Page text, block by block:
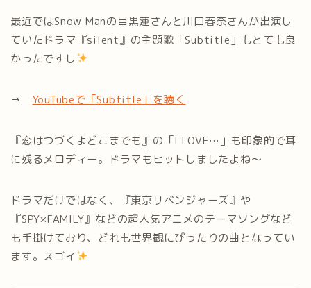
最近ではSnow Manの目黒蓮さんと川口春奈さんが出演し
ていたドラマ『silent』の主題歌「Subtitle」もとても良
かったですし
→ YouTubeで「Subtitle」を聴く
『恋はつづくよどこまでも』の「I LOVE…」も印象的で耳
に残るメロディー。ドラマもヒットしましたよね～
ドラマだけではなく、『東京リベンジャーズ』や
『SPY×FAMILY』などの超人気アニメのテーマソングなど
も手掛けており、どれも世界観にぴったりの曲となってい
ます。スゴイ